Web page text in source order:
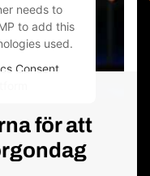
needs to
to add this
used.
Consent
för att